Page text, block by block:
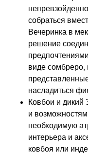
собраться
Вечеринка в
решение
виде сомбреро,
насладиться
Ковбои и дикий
и
необходимую
интерьера и
ковбоя или